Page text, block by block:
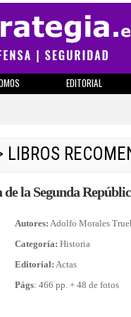
EDITORIAL
LIBROS
la Segunda
Autores: Adolfo Morales
Categoría: Historia
Editorial: Actas
Págs: 466 pp. + 48 de fotos